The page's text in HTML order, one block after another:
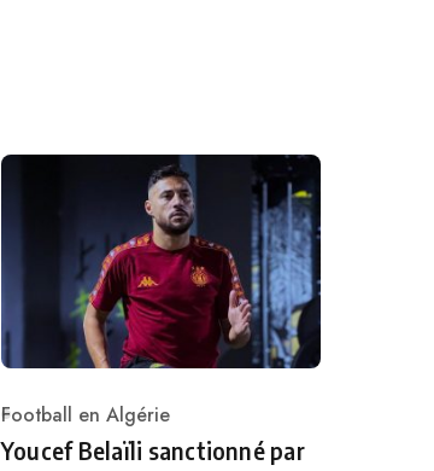
Category
Football en Algérie
Youcef Belaïli sanctionné par